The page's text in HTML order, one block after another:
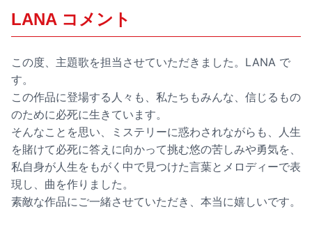
LANA コメント
この度、主題歌を担当させていただきました。LANA で
す。
この作品に登場する人々も、私たちもみんな、信じるもの
のために必死に生きています。
そんなことを思い、ミステリーに惑わされながらも、人生
を賭けて必死に答えに向かって挑む悠の苦しみや勇気を、
私自身が人生をもがく中で見つけた言葉とメロディーで表
現し、曲を作りました。
素敵な作品にご一緒させていただき、本当に嬉しいです。